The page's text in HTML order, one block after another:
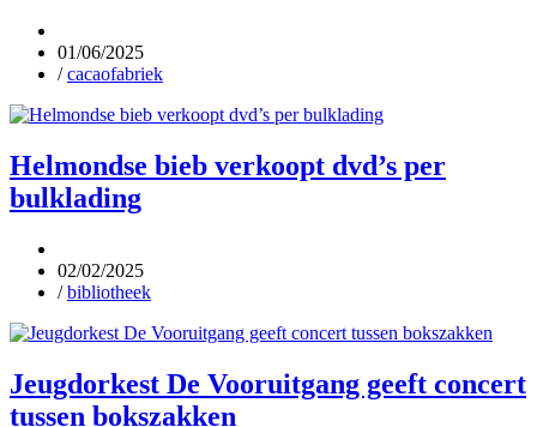
01/06/2025
/ cacaofabriek
Helmondse bieb verkoopt dvd’s per
bulklading
02/02/2025
/ bibliotheek
Jeugdorkest De Vooruitgang geeft concert
tussen bokszakken